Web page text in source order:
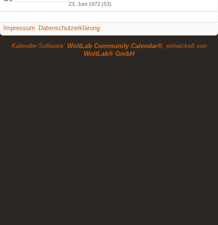
23. Juni 1972 (53)
Impressum Datenschutzerklärung
Kalender-Software: WoltLab Community Calendar®, entwickelt von
WoltLab® GmbH